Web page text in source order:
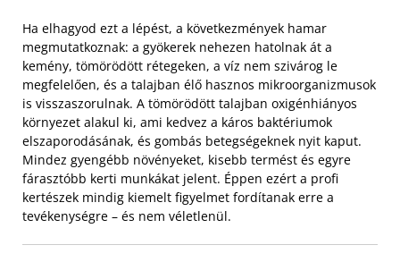
Ha elhagyod ezt a lépést, a következmények hamar
megmutatkoznak: a gyökerek nehezen hatolnak át a
kemény, tömörödött rétegeken, a víz nem szivárog le
megfelelően, és a talajban élő hasznos mikroorganizmusok
is visszaszorulnak. A tömörödött talajban oxigénhiányos
környezet alakul ki, ami kedvez a káros baktériumok
elszaporodásának, és gombás betegségeknek nyit kaput.
Mindez gyengébb növényeket, kisebb termést és egyre
fárasztóbb kerti munkákat jelent. Éppen ezért a profi
kertészek mindig kiemelt figyelmet fordítanak erre a
tevékenységre – és nem véletlenül.